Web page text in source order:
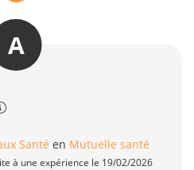
A
Santé en Mutuelle santé
à une expérience le 19/02/2026